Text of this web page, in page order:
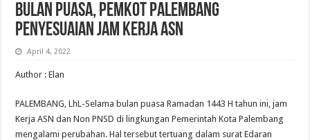
Bulan Puasa, Pemkot Palembang
Penyesuaian Jam Kerja ASN
April 4, 2022
Author : Elan
PALEMBANG, LhL-Selama bulan puasa Ramadan 1443 H tahun ini, jam
Kerja ASN dan Non PNSD di lingkungan Pemerintah Kota Palembang
mengalami perubahan. Hal tersebut tertuang dalam surat Edaran